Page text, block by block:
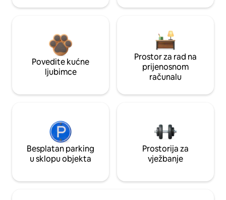
Povedite kućne
ljubimce
Prostor za rad na
prijenosnom
računalu
Besplatan parking
u sklopu objekta
Prostorija za
vježbanje